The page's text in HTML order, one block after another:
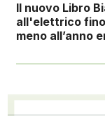
Il nuovo Libro
all'elettrico fino
meno all’anno